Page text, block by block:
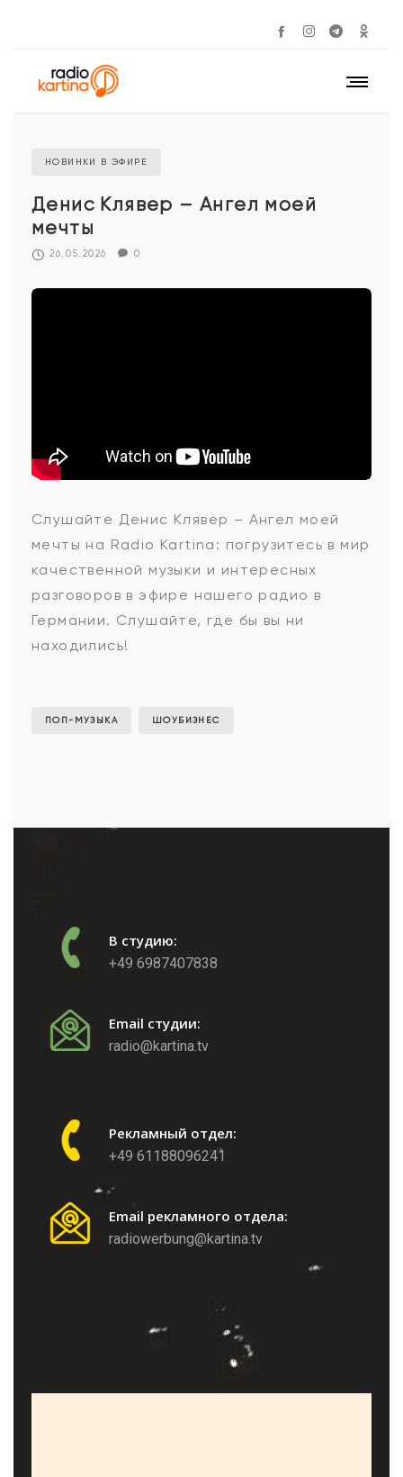
НОВИНКИ В ЭФИРЕ
Денис Клявер – Ангел моей
мечты
26.05.2026 0
Денис
Клявер
-
Слушайте Денис Клявер – Ангел моей
мечты на Radio Kartina: погрузитесь в мир
качественной музыки и интересных
разговоров в эфире нашего радио в
Германии. Слушайте, где бы вы ни
находились!
ПОП-МУЗЫКА ШОУБИЗНЕС
В студию:
+49 6987407838
Email студии:
radio@kartina.tv
Рекламный отдел:
+49 61188096241
Email рекламного отдела:
radiowerbung@kartina.tv